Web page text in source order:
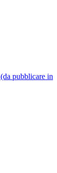
pubblicare in